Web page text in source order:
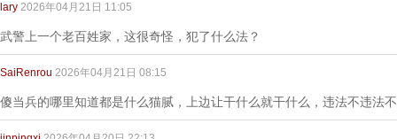
lary 2026年04月21日 11:05
武警上一个老百姓家，这很奇怪，犯了什么法？
SaiRenrou 2026年04月21日 08:15
傻当兵的哪里知道都是什么猫腻，上边让干什么就干什么，违法不违法